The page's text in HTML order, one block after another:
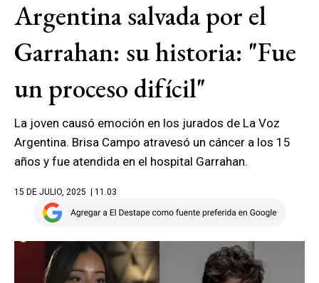
Argentina salvada por el
Garrahan: su historia: "Fue
un proceso difícil"
La joven causó emoción en los jurados de La Voz
Argentina. Brisa Campo atravesó un cáncer a los 15
años y fue atendida en el hospital Garrahan.
15 DE JULIO, 2025 | 11.03